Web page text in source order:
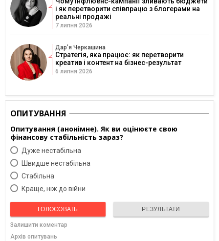
і як перетворити співпрацю з блогерами на
реальні продажі
7 липня 2026
Дарʼя Черкашина
Стратегія, яка працює: як перетворити
креатив і контент на бізнес-результат
6 липня 2026
ОПИТУВАННЯ
Опитування (анонімне). Як ви оцінюєте свою
фінансову стабільність зараз?
Дуже нестабільна
Швидше нестабільна
Cтабільна
Краще, ніж до війни
ГОЛОСОВАТЬ РЕЗУЛЬТАТИ
Залишити коментар
Архів опитувань